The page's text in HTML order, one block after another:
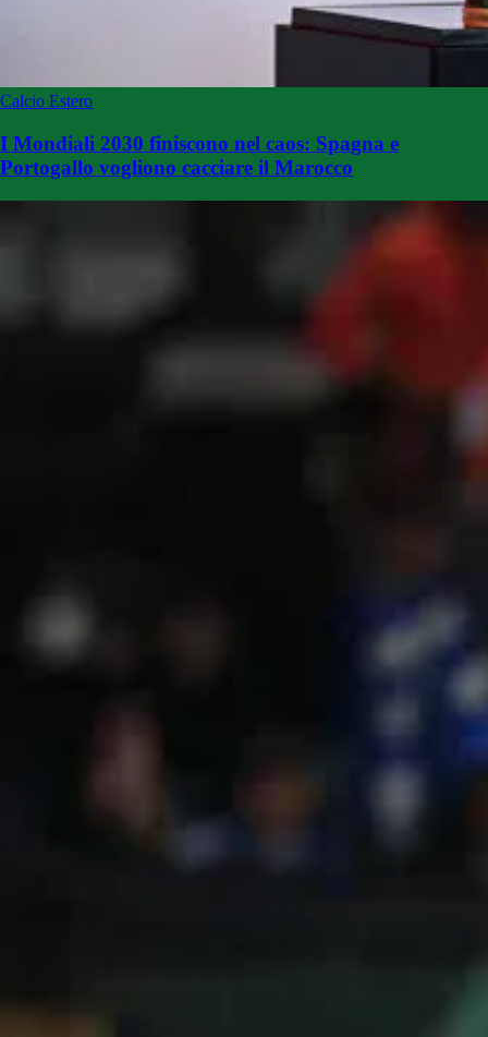
Calcio Estero
I Mondiali 2030 finiscono nel caos: Spagna e
Portogallo vogliono cacciare il Marocco